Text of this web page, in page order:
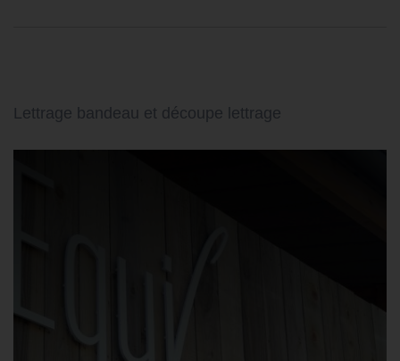
Lettrage bandeau et découpe lettrage